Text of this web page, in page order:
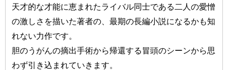
天才的な才能に恵まれたライバル同士である二人の愛憎
の激しさを描いた著者の、最期の長編小説になるかも知
れない力作です。
胆のうがんの摘出手術から帰還する冒頭のシーンから思
わず引き込まれていきます。